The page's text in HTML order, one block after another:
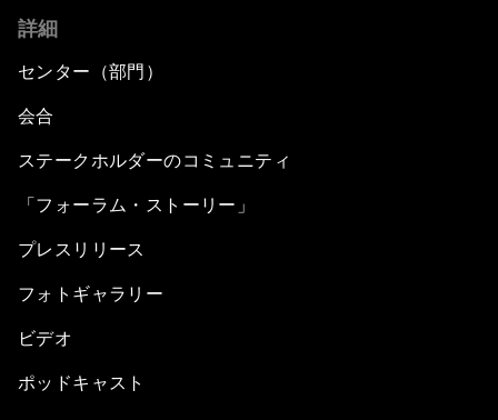
詳細
センター（部門）
会合
ステークホルダーのコミュニティ
「フォーラム・ストーリー」
プレスリリース
フォトギャラリー
ビデオ
ポッドキャスト